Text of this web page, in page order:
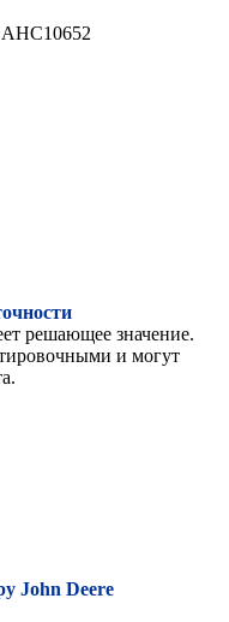
решающее значение.
и могут
John Deere